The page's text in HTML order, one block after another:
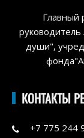
Главный
души",
КОНТАКТЫ
+7 775 244